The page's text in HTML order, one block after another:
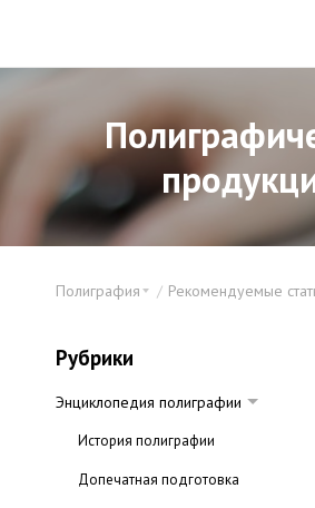
Полиграфия Рекомендуемые
Рубрики
Энциклопедия полиграфии
История полиграфии
Допечатная подготовка